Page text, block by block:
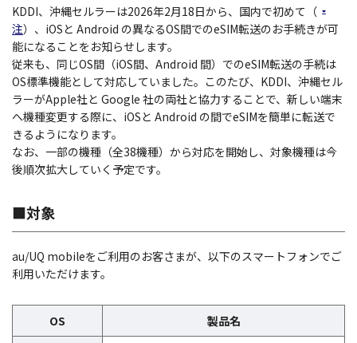
KDDI、沖縄セルラーは2026年2月18日から、国内で初めて（
注）、iOSと Android の異なるOS間でのeSIM転送のお手続きが可
能になることをお知らせします。
従来も、同じOS間（iOS間、Android 間）でのeSIM転送の手続は
OS標準機能として対応していました。このたび、KDDI、沖縄セル
ラーがApple社と Google 社の両社と協力することで、新しい端末
へ機種変更する際に、iOSと Android の間でeSIMを簡単に転送で
きるようになります。
なお、一部の機種（全38機種）から対応を開始し、対象機種は今
後順次拡大していく予定です。
■対象
au/UQ mobileをご利用のお客さまが、以下のスマートフォンでご
利用いただけます。
OS 製品名